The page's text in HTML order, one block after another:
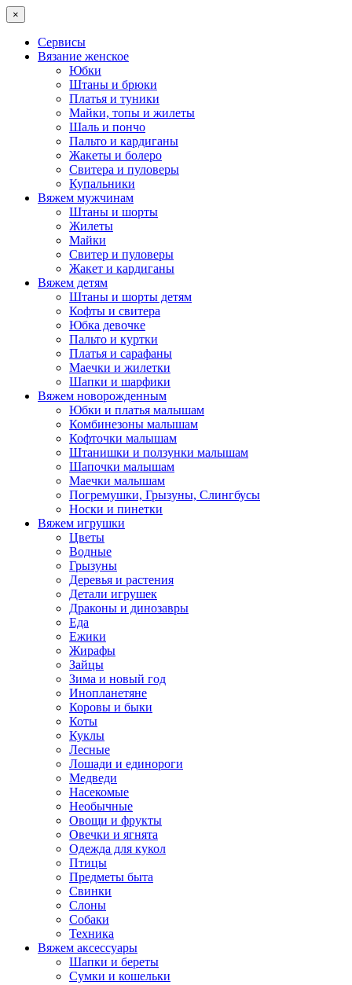
×
Сервисы
Вязание женское
Юбки
Штаны и брюки
Платья и туники
Майки, топы и жилеты
Шаль и пончо
Пальто и кардиганы
Жакеты и болеро
Свитера и пуловеры
Купальники
Вяжем мужчинам
Штаны и шорты
Жилеты
Майки
Свитер и пуловеры
Жакет и кардиганы
Вяжем детям
Штаны и шорты детям
Кофты и свитера
Юбка девочке
Пальто и куртки
Платья и сарафаны
Маечки и жилетки
Шапки и шарфики
Вяжем новорожденным
Юбки и платья малышам
Комбинезоны малышам
Кофточки малышам
Штанишки и ползунки малышам
Шапочки малышам
Маечки малышам
Погремушки, Грызуны, Слингбусы
Носки и пинетки
Вяжем игрушки
Цветы
Водные
Грызуны
Деревья и растения
Детали игрушек
Драконы и динозавры
Еда
Ежики
Жирафы
Зайцы
Зима и новый год
Инопланетяне
Коровы и быки
Коты
Куклы
Лесные
Лошади и единороги
Медведи
Насекомые
Необычные
Овощи и фрукты
Овечки и ягнята
Одежда для кукол
Птицы
Предметы быта
Свинки
Слоны
Собаки
Техника
Вяжем аксессуары
Шапки и береты
Сумки и кошельки